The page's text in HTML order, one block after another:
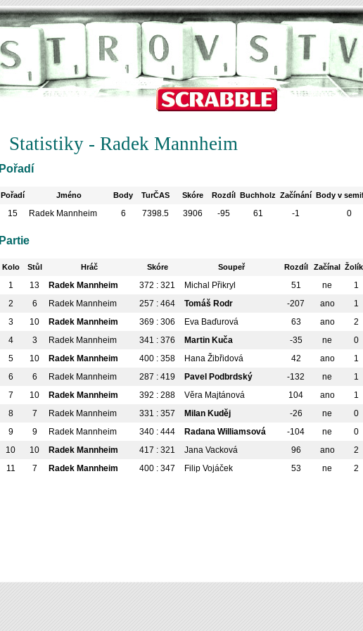
Statistiky - Radek Mannheim
Pořadí
Pořadí Jméno Body TurČAS Skóre Rozdíl Buchholz Začínání Body v
15 Radek Mannheim 6 7398.5 3906 -95 61 -1 0
Partie
Kolo Stůl Hráč Skóre Soupeř Rozdíl Začínal
1 13 Radek Mannheim 372 : 321 Michal Přikryl 51 ne 1
2
6 Radek Mannheim 257 : 464 Tomáš Rodr -207 ano 1
3
10 Radek Mannheim 369 : 306 Eva Baďurová 63 ano 2
4
3 Radek Mannheim 341 : 376 Martin Kuča -35 ne 0
5
10 Radek Mannheim 400 : 358 Hana Žibřidová 42 ano 1
6
6 Radek Mannheim 287 : 419 Pavel Podbrdský -132 ne 1
7
10 Radek Mannheim 392 : 288 Věra Majtánová 104 ano 1
8
7 Radek Mannheim 331 : 357 Milan Kuděj -26 ne 0
9
9 Radek Mannheim 340 : 444 Radana Williamsová -104 ne 0
10
10 Radek Mannheim 417 : 321 Jana Vacková 96 ano 2
11
7 Radek Mannheim 400 : 347 Filip Vojáček 53 ne 2